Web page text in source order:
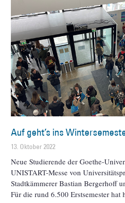
Auf geht’s ins
13. Oktober 2022
Neue Studierende der Goethe-
UNISTART-Messe von
Stadtkämmerer Bastian Bergerhoff
Für die rund 6.500 Erstsemester hat